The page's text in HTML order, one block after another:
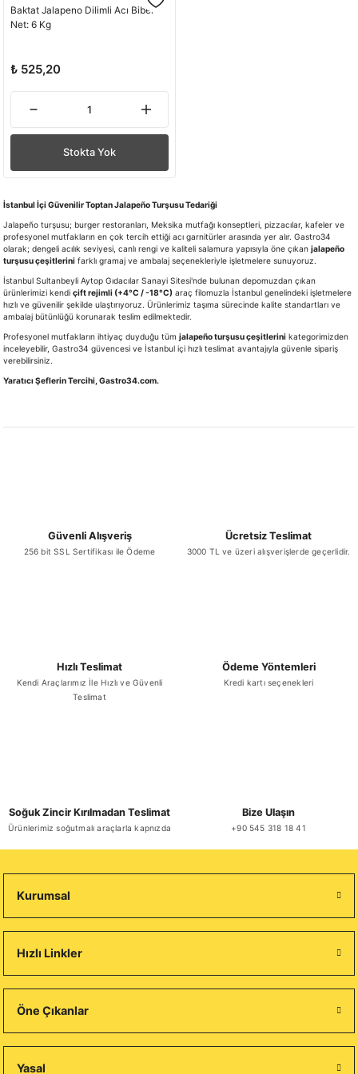
Baktat Jalapeno Dilimli Acı Biber
Net: 6 Kg
₺ 525,20
Stokta Yok
İstanbul İçi Güvenilir Toptan Jalapeño Turşusu Tedariği
Jalapeño turşusu; burger restoranları, Meksika mutfağı konseptleri, pizzacılar, kafeler ve
profesyonel mutfakların en çok tercih ettiği acı garnitürler arasında yer alır. Gastro34
olarak; dengeli acılık seviyesi, canlı rengi ve kaliteli salamura yapısıyla öne çıkan jalapeño
turşusu çeşitlerini farklı gramaj ve ambalaj seçenekleriyle işletmelere sunuyoruz.
İstanbul Sultanbeyli Aytop Gıdacılar Sanayi Sitesi'nde bulunan depomuzdan çıkan
ürünlerimizi kendi çift rejimli (+4°C / -18°C) araç filomuzla İstanbul genelindeki işletmelere
hızlı ve güvenilir şekilde ulaştırıyoruz. Ürünlerimiz taşıma sürecinde kalite standartları ve
ambalaj bütünlüğü korunarak teslim edilmektedir.
Profesyonel mutfakların ihtiyaç duyduğu tüm jalapeño turşusu çeşitlerini kategorimizden
inceleyebilir, Gastro34 güvencesi ve İstanbul içi hızlı teslimat avantajıyla güvenle sipariş
verebilirsiniz.
Yaratıcı Şeflerin Tercihi, Gastro34.com.
Güvenli Alışveriş
256 bit SSL Sertifikası ile Ödeme
Ücretsiz Teslimat
3000 TL ve üzeri alışverişlerde geçerlidir.
Hızlı Teslimat
Kendi Araçlarımız İle Hızlı ve Güvenli
Teslimat
Ödeme Yöntemleri
Kredi kartı seçenekleri
Soğuk Zincir Kırılmadan Teslimat
Ürünlerimiz soğutmalı araçlarla kapnızda
Bize Ulaşın
+90 545 318 18 41
Kurumsal
Hızlı Linkler
Öne Çıkanlar
Yasal